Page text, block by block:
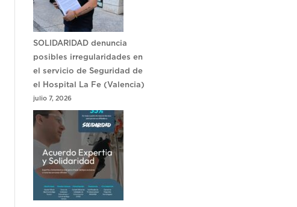
SOLIDARIDAD denuncia
posibles irregularidades en
el servicio de Seguridad de
el Hospital La Fe (Valencia)
julio 7, 2026